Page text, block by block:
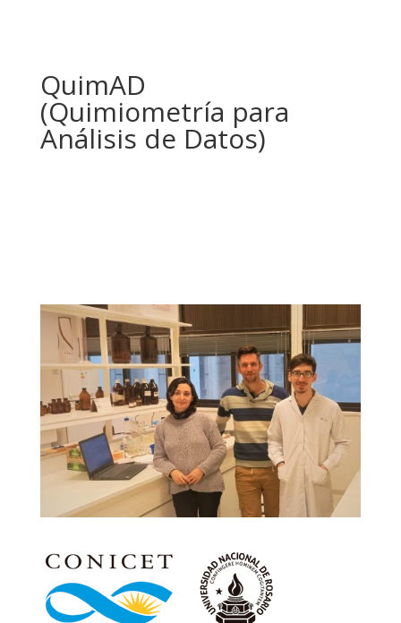
QuimAD
(Quimiometría para
Análisis de Datos)